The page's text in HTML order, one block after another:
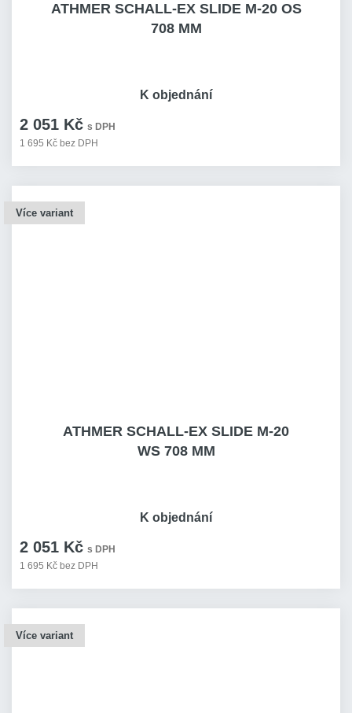
ATHMER SCHALL-EX SLIDE M-20 OS
708 MM
2 051 Kč s DPH
1 695 Kč bez DPH
K objednání
Více variant
ATHMER SCHALL-EX SLIDE M-20
WS 708 MM
2 051 Kč s DPH
1 695 Kč bez DPH
K objednání
Více variant